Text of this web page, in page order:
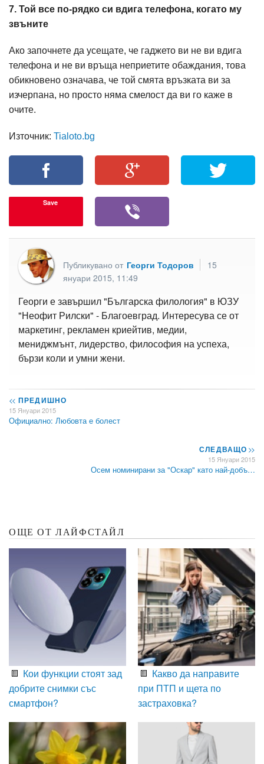
7. Той все по-рядко си вдига телефона, когато му
звъните
Ако започнете да усещате, че гаджето ви не ви вдига
телефона и не ви връща неприетите обаждания, това
обикновено означава, че той смята връзката ви за
изчерпана, но просто няма смелост да ви го каже в
очите.
Източник: Tialoto.bg
Save
Публикувано от Георги Тодоров
15
януари 2015, 11:49
Георги е завършил "Българска филология" в ЮЗУ
"Неофит Рилски" - Благоевград. Интересува се от
маркетинг, рекламен криейтив, медии,
мениджмънт, лидерство, философия на успеха,
бързи коли и умни жени.
<< ПРЕДИШНО
15 Януари 2015
Официално: Любовта е болест
СЛЕДВАЩО>>
15 Януари 2015
Осем номинирани за "Оскар" като най-добъ…
ОЩЕ ОТ ЛАЙФСТАЙЛ
Кои функции стоят зад
добрите снимки със
смартфон?
Какво да направите
при ПТП и щета по
застраховка?